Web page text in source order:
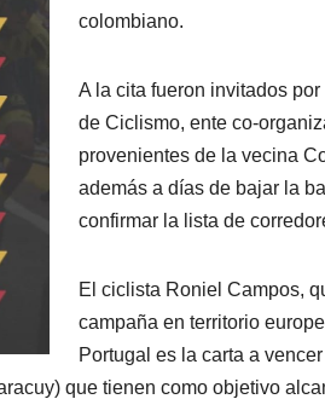
colombiano.
A la cita fueron invitados
de Ciclismo, ente co-
provenientes de la vecina
además a días de bajar la
confirmar la lista de
El ciclista Roniel Campos,
campaña en territorio
Portugal es la carta a
que tienen como objetivo